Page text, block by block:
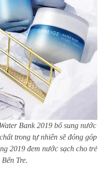
Bank 2019 bổ sung nước
trong tự nhiên sẽ đóng góp
2019 đem nước sạch cho trẻ
Tre.